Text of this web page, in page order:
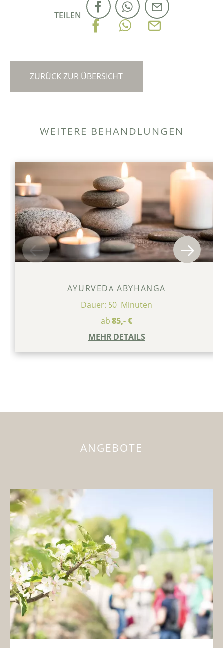
TEILEN
ZURÜCK ZUR ÜBERSICHT
WEITERE BEHANDLUNGEN
AYURVEDA ABYHANGA
Dauer: 50 Minuten
ab 85,- €
MEHR DETAILS
ANGEBOTE